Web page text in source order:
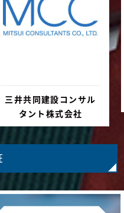
三井共同建設コンサル
タント株式会社